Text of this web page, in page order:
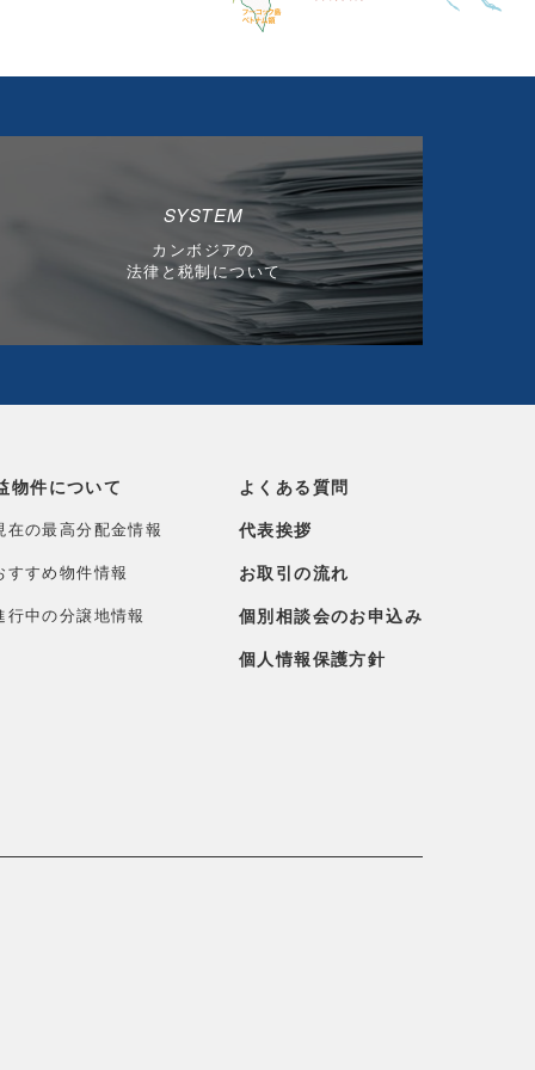
SYSTEM
カンボジアの
法律と税制について
物件について
在の最高分配金情報
すすめ物件情報
行中の分譲地情報
よくある質問
代表挨拶
お取引の流れ
個別相談会のお申込み
個人情報保護方針